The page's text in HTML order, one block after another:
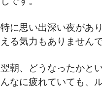
特に思い出深い夜があ
える気力もありません
翌朝、どうなったかと
んなに疲れていても、